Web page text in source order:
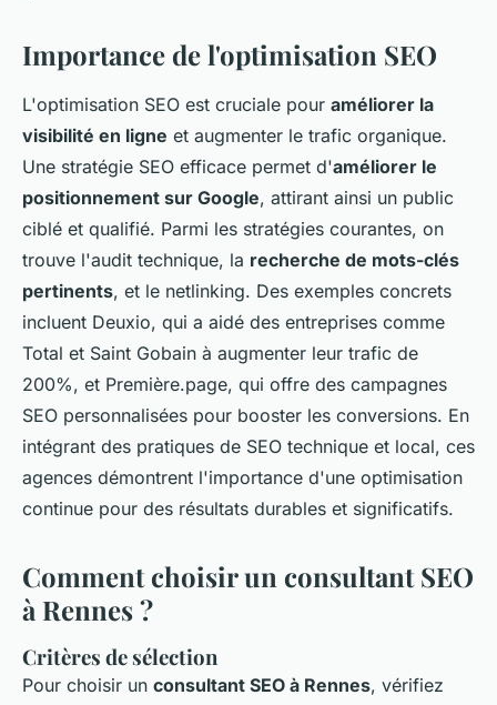
Importance de l'optimisation SEO
L'optimisation SEO est cruciale pour améliorer la
visibilité en ligne et augmenter le trafic organique.
Une stratégie SEO efficace permet d'améliorer le
positionnement sur Google, attirant ainsi un public
ciblé et qualifié. Parmi les stratégies courantes, on
trouve l'audit technique, la recherche de mots-clés
pertinents, et le netlinking. Des exemples concrets
incluent Deuxio, qui a aidé des entreprises comme
Total et Saint Gobain à augmenter leur trafic de
200%, et Première.page, qui offre des campagnes
SEO personnalisées pour booster les conversions. En
intégrant des pratiques de SEO technique et local, ces
agences démontrent l'importance d'une optimisation
continue pour des résultats durables et significatifs.
Comment choisir un consultant SEO
à Rennes ?
Critères de sélection
Pour choisir un consultant SEO à Rennes, vérifiez